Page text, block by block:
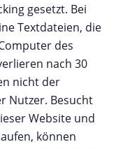
gesetzt. Bei
Textdateien, die
des
nach 30
nicht der
Nutzer. Besucht
Website und
können